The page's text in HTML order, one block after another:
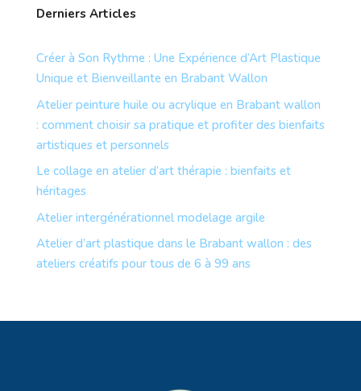
Derniers Articles
Créer à Son Rythme : Une Expérience d’Art Plastique
Unique et Bienveillante en Brabant Wallon
Atelier peinture huile ou acrylique en Brabant wallon
: comment choisir sa pratique et profiter des bienfaits
artistiques et personnels
Le collage en atelier d’art thérapie : bienfaits et
héritages
Atelier intergénérationnel modelage argile
Atelier d’art plastique dans le Brabant wallon : des
ateliers créatifs pour tous de 6 à 99 ans